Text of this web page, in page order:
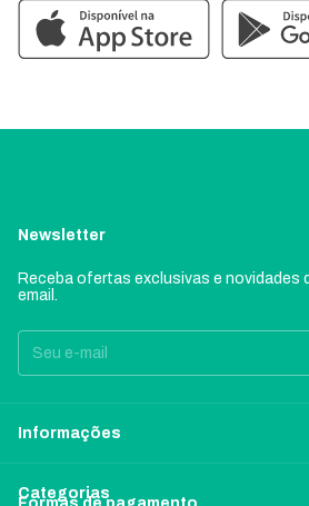
Newsletter
Receba ofertas exclusivas e novidades
email.
Informações
Categorias